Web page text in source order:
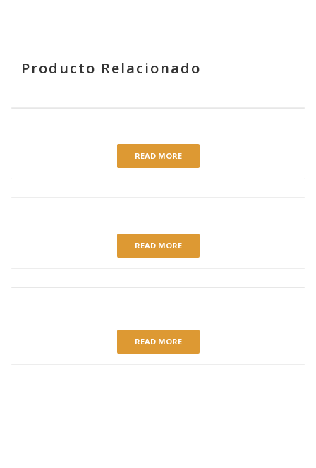
Producto Relacionado
READ MORE
READ MORE
READ MORE